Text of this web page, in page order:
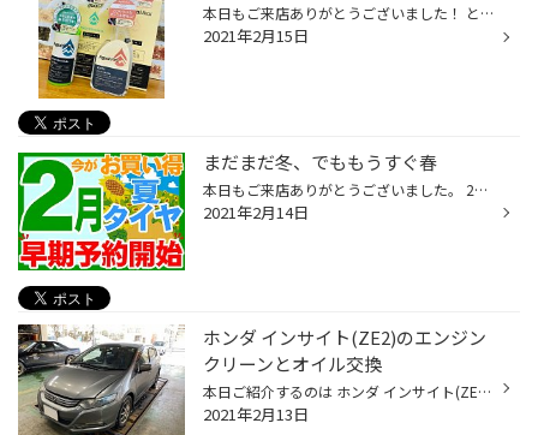
本日もご来店ありがとうございました！ とても暖かい１日でしたね( *´艸｀) 春が近づいていると言う事なのかもしれませんが たまに「ここで！？」と言いたくなるタイミングで 寒波が来たり雪が降ったりするので油断はできません。 しかし、店内は着実に春に向かっております！ 暖かくなったらスグに...
2021年2月15日
まだまだ冬、でももうすぐ春
本日もご来店ありがとうございました。 2月の中旬でまだまだ景色は冬ですが 続々と夏タイヤが入荷中です！ それに伴い夏タイヤの早期予約受付中！ さらに、まだまだ先でしょ！と思う方も居ると思いますが タイヤ交換の予約も受付中です。 ご来店、電話での予約はもちろん ホームページやアプリから...
2021年2月14日
ホンダ インサイト(ZE2)のエンジン
クリーンとオイル交換
本日ご紹介するのは ホンダ インサイト(ZE2)です♪ 今回は「エンジン内部洗浄」も施工いたしますので オイルを抜く前に注入して10～15分程アイドリング させます(^^)/ アイドリングが終わったらオイルを抜いていきます！ オイルエレメント(フィルター)も交換！ 真っ黒なオイルがドバドバと・・・ 完...
2021年2月13日